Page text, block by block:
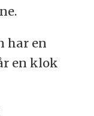
har en
en klok